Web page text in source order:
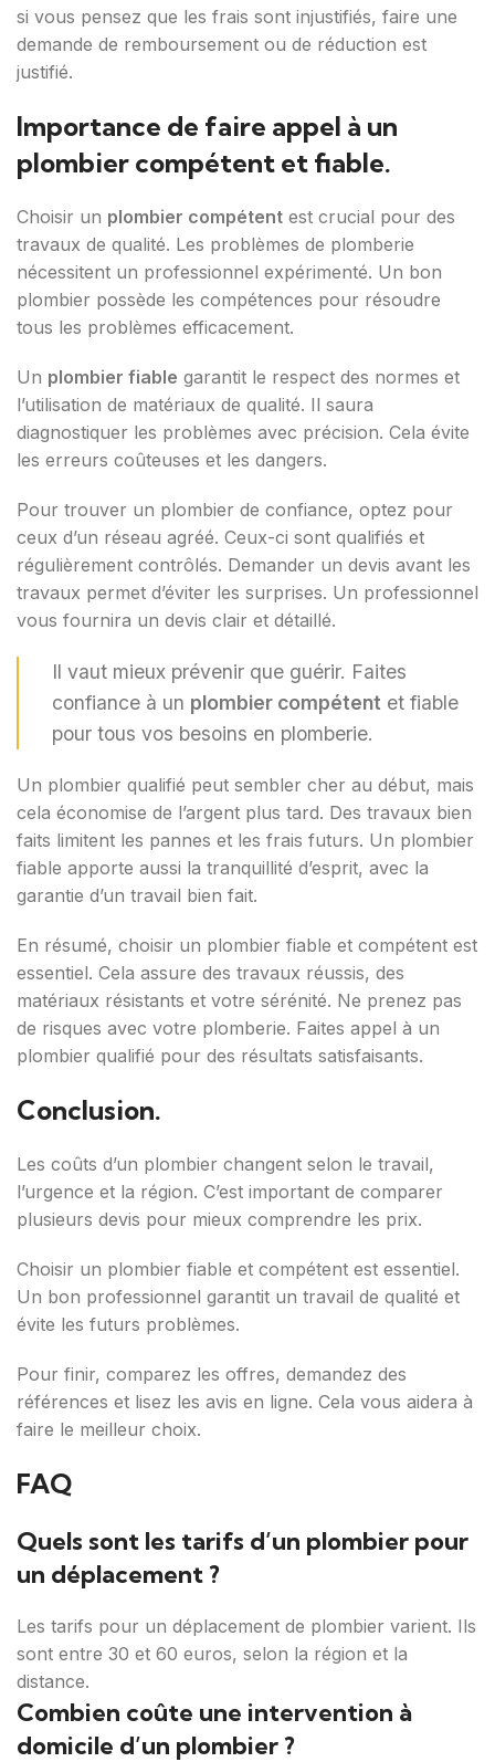
si vous pensez que les frais sont injustifiés, faire une
demande de remboursement ou de réduction est
justifié.
Importance de faire appel à un
plombier compétent et fiable.
Choisir un plombier compétent est crucial pour des
travaux de qualité. Les problèmes de plomberie
nécessitent un professionnel expérimenté. Un bon
plombier possède les compétences pour résoudre
tous les problèmes efficacement.
Un plombier fiable garantit le respect des normes et
l’utilisation de matériaux de qualité. Il saura
diagnostiquer les problèmes avec précision. Cela évite
les erreurs coûteuses et les dangers.
Pour trouver un plombier de confiance, optez pour
ceux d’un réseau agréé. Ceux-ci sont qualifiés et
régulièrement contrôlés. Demander un devis avant les
travaux permet d’éviter les surprises. Un professionnel
vous fournira un devis clair et détaillé.
Il vaut mieux prévenir que guérir. Faites
confiance à un plombier compétent et fiable
pour tous vos besoins en plomberie.
Un plombier qualifié peut sembler cher au début, mais
cela économise de l’argent plus tard. Des travaux bien
faits limitent les pannes et les frais futurs. Un plombier
fiable apporte aussi la tranquillité d’esprit, avec la
garantie d’un travail bien fait.
En résumé, choisir un plombier fiable et compétent est
essentiel. Cela assure des travaux réussis, des
matériaux résistants et votre sérénité. Ne prenez pas
de risques avec votre plomberie. Faites appel à un
plombier qualifié pour des résultats satisfaisants.
Conclusion.
Les coûts d’un plombier changent selon le travail,
l’urgence et la région. C’est important de comparer
plusieurs devis pour mieux comprendre les prix.
Choisir un plombier fiable et compétent est essentiel.
Un bon professionnel garantit un travail de qualité et
évite les futurs problèmes.
Pour finir, comparez les offres, demandez des
références et lisez les avis en ligne. Cela vous aidera à
faire le meilleur choix.
FAQ
Quels sont les tarifs d’un plombier pour
un déplacement ?
Les tarifs pour un déplacement de plombier varient. Ils
sont entre 30 et 60 euros, selon la région et la
distance.
Combien coûte une intervention à
domicile d’un plombier ?